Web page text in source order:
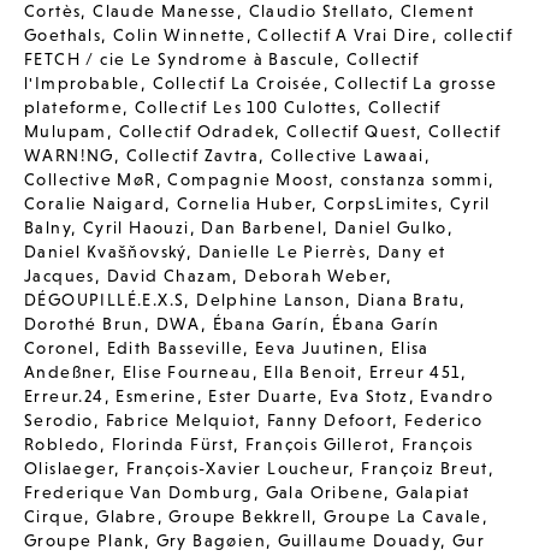
Cortès,Claude Manesse, Claudio Stellato, Clement
Goethals,Colin Winnette,Collectif A Vrai Dire, collectif
FETCH / cie Le Syndrome à Bascule,Collectif
l'Improbable, Collectif La Croisée,Collectif La grosse
plateforme, Collectif Les 100 Culottes,Collectif
Mulupam , Collectif Odradek,Collectif Quest,Collectif
WARN!NG, Collectif Zavtra, Collective Lawaai,
Collective MøR,Compagnie Moost,constanza sommi,
Coralie Naigard, Cornelia Huber,CorpsLimites, Cyril
Balny, Cyril Haouzi, Dan Barbenel, Daniel Gulko,
Daniel Kvašňovský, Danielle Le Pierrès, Dany et
Jacques, David Chazam, Deborah Weber,
DÉGOUPILLÉ.E.X.S, Delphine Lanson, Diana Bratu,
Dorothé Brun , DWA, Ébana Garín, Ébana Garín
Coronel, Edith Basseville, Eeva Juutinen, Elisa
Andeßner, Elise Fourneau , Ella Benoit, Erreur 451,
Erreur.24, Esmerine, Ester Duarte, Eva Stotz , Evandro
Serodio, Fabrice Melquiot, Fanny Defoort, Federico
Robledo, Florinda Fürst, François Gillerot, François
Olislaeger, François-Xavier Loucheur, Françoiz Breut,
Frederique Van Domburg , Gala Oribene,Galapiat
Cirque,Glabre,Groupe Bekkrell,Groupe La Cavale,
Groupe Plank, Gry Bagøien, Guillaume Douady,Gur